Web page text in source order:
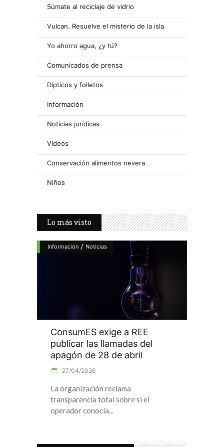
Súmate al reciclaje de vidrio
Vulcan. Resuelve el misterio de la isla.
Yo ahorro agua, ¿y tú?
Comunicados de prensa
Dípticos y folletos
Información
Noticias jurídicas
Vídeos
Conservación alimentos nevera
Niños
Lo más visto
Información / Noticias
ConsumES exige a REE
publicar las llamadas del
apagón de 28 de abril
27/04/2026
La organización reclama
transparencia total sobre si el
operador conocía